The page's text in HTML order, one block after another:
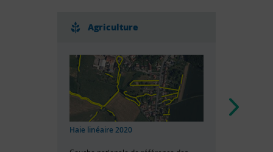
Agriculture
Haie linéaire 2020